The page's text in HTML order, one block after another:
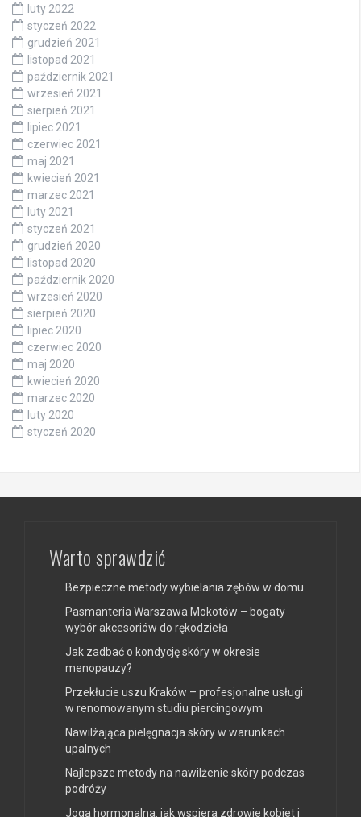
luty 2022
styczeń 2022
grudzień 2021
listopad 2021
październik 2021
wrzesień 2021
sierpień 2021
lipiec 2021
czerwiec 2021
maj 2021
kwiecień 2021
marzec 2021
luty 2021
styczeń 2021
grudzień 2020
listopad 2020
październik 2020
wrzesień 2020
sierpień 2020
lipiec 2020
czerwiec 2020
maj 2020
kwiecień 2020
marzec 2020
luty 2020
styczeń 2020
Warto sprawdzić
Bezpieczne metody wybielania zębów w domu
Pasmanteria Warszawa Mokotów – bogaty
wybór akcesoriów do rękodzieła
Jak zadbać o kondycję skóry w okresie
menopauzy?
Przekłucie uszu Kraków – profesjonalne usługi
w renomowanym studiu piercingowym
Nawilżająca pielęgnacja skóry w warunkach
upalnych
Najlepsze metody na nawilżenie skóry podczas
podróży
Joga hormonalna: jak wspiera zdrowie kobiet i